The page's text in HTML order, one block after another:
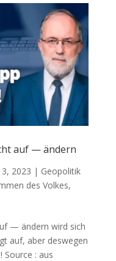
auf — ändern
2023 | Geopolitik
des Volkes,
— ändern wird sich
auf, aber des­we­gen
Source : aus